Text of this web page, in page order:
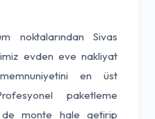
noktalarından Sivas
evden eve nakliyat
en üst
paketleme
de monte hale getirip